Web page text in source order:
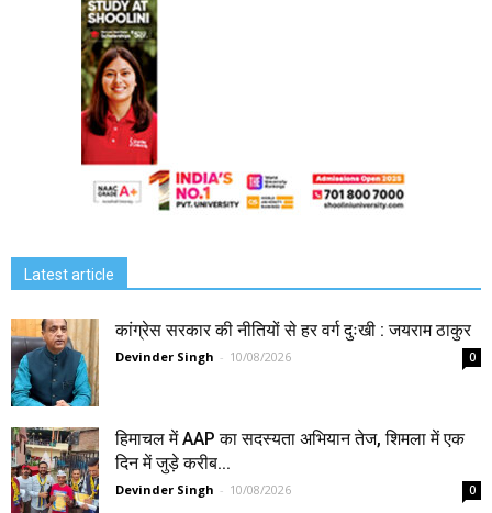
Latest article
कांग्रेस सरकार की नीतियों से हर वर्ग दुःखी : जयराम ठाकुर
Devinder Singh - 10/08/2026 0
हिमाचल में AAP का सदस्यता अभियान तेज, शिमला में एक
दिन में जुड़े करीब...
Devinder Singh - 10/08/2026 0